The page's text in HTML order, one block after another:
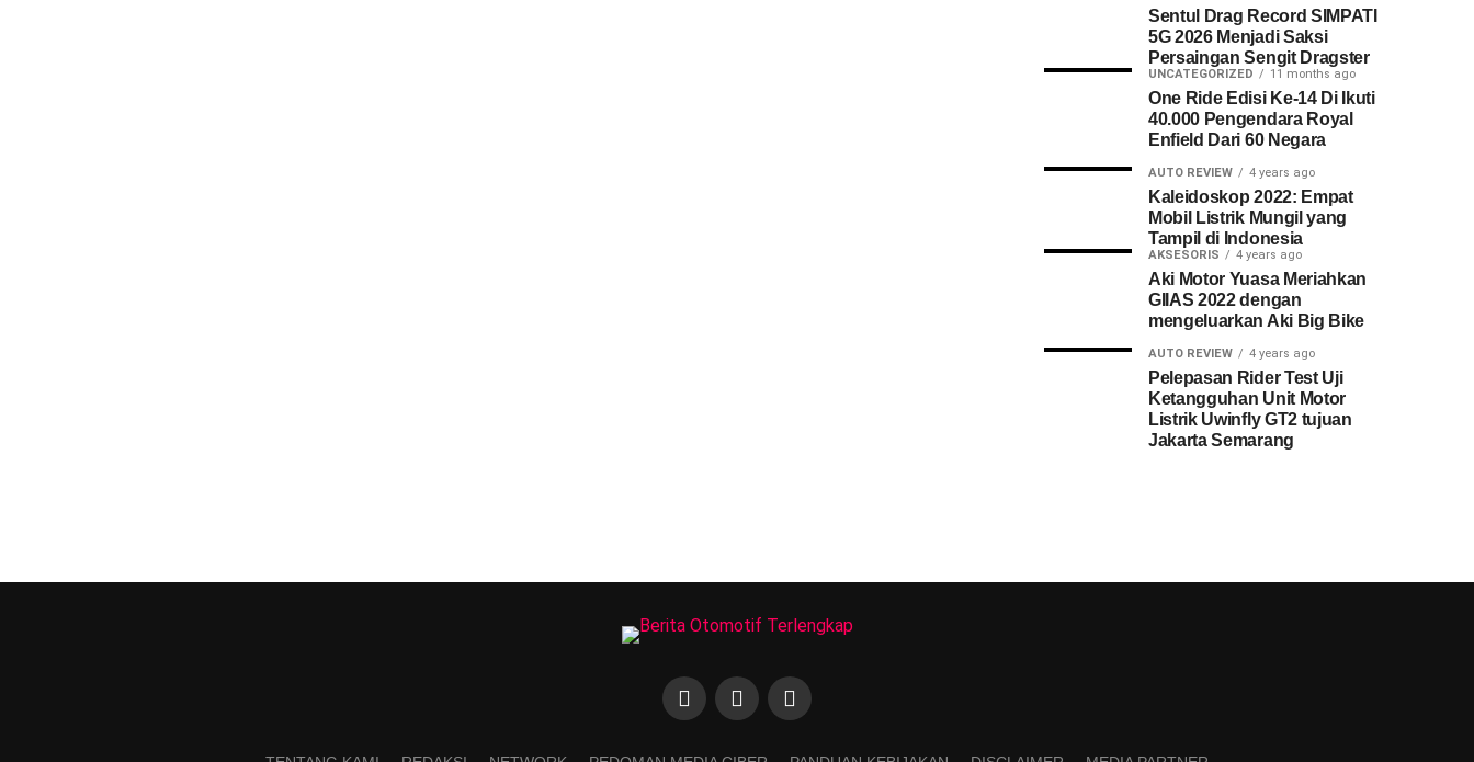
Sentul Drag Record SIMPATI
5G 2026 Menjadi Saksi
Persaingan Sengit Dragster
UNCATEGORIZED 11 months ago
One Ride Edisi Ke-14 Di Ikuti
40.000 Pengendara Royal
Enfield Dari 60 Negara
AUTO REVIEW 4 years ago
Kaleidoskop 2022: Empat
Mobil Listrik Mungil yang
Tampil di Indonesia
AKSESORIS 4 years ago
Aki Motor Yuasa Meriahkan
GIIAS 2022 dengan
mengeluarkan Aki Big Bike
AUTO REVIEW 4 years ago
Pelepasan Rider Test Uji
Ketangguhan Unit Motor
Listrik Uwinfly GT2 tujuan
Jakarta Semarang